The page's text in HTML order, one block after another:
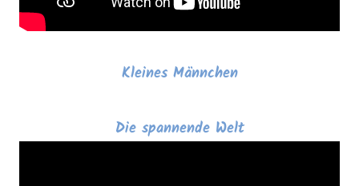
Kleines Männchen
Die spannende Welt